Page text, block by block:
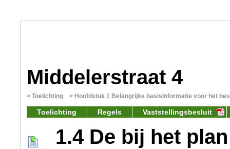
Middelerstraat 4
Toelichting Hoofdstuk 1 Belangrijke basisinformatie voor het
Toelichting Regels Vaststellingsbesluit
1.4 De bij het